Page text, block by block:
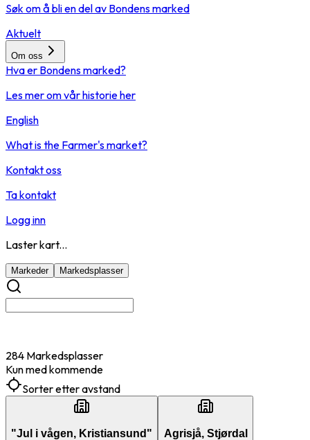
Søk om å bli en del av Bondens marked
Aktuelt
Om oss
Hva er Bondens marked?
Les mer om vår historie her
English
What is the Farmer's market?
Kontakt oss
Ta kontakt
Logg inn
Laster kart...
Markeder Markedsplasser
284 Markedsplasser
Kun med kommende
Sorter etter avstand
"Jul i vågen, Kristiansund" Agrisjå, Stjørdal